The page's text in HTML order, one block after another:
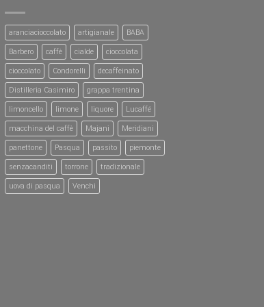
aranciacioccolato artigianale BABA
Barbero caffè cialde cioccolata
cioccolato Condorelli decaffeinato
Distilleria Casimiro grappa trentina
limoncello limone liquore Lucaffé
macchina del caffè Majani Meridiani
panettone Pasqua passito piemonte
senzacanditi torrone tradizionale
uova di pasqua Venchi